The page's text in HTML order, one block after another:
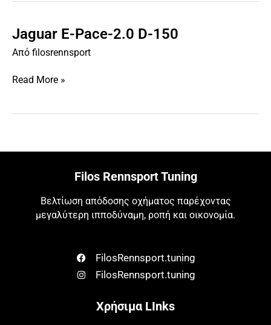
Jaguar E-Pace-2.0 D-150
Από filosrennsport
Jaguar
Pace-
2.0
Read More »
Filos Rennsport Tuning
Βελτίωση απόδοσης οχήματος παρέχοντας
μεγαλύτερη ιπποδύναμη, ροπή και οικονομία.
FilosRennsport.tuning
FilosRennsport.tuning
Χρήσιμα LInks